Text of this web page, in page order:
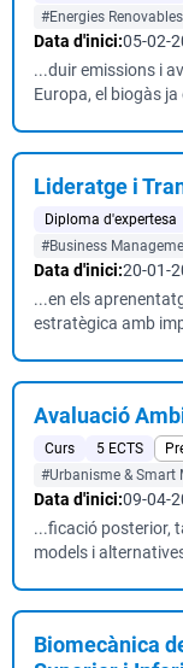
#Energies Renovables
Data d'inici:05-02-
...duir emissions i
Europa, el biogàs ja
Lideratge i
Diploma d'expertesa
#Business
Data d'inici:20-01-
...en els
estratègica amb
Avaluació
Curs 5 ECTS
#Urbanisme & Smart
Data d'inici:09-04-
...ficació posterior,
models i
Biomecànica